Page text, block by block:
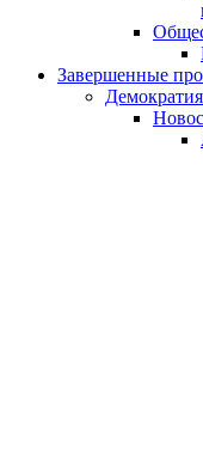
Завершенные